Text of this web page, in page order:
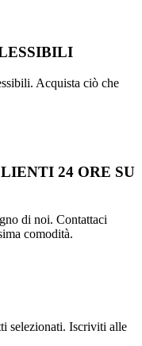
Acquista ciò che
24 ORE SU
di noi. Contattaci
comodità.
selezionati. Iscriviti alle